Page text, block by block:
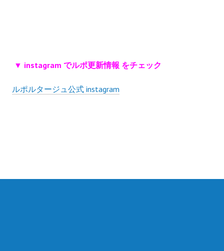
▼ instagram でルポ更新情報 をチェック
ルポルタージュ公式 instagram